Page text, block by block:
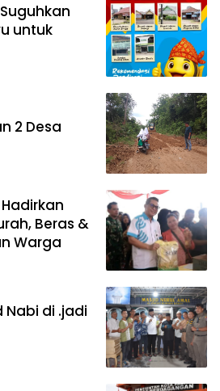
untuk
2 Desa
Beras &
Warga
Nabi di .jadi